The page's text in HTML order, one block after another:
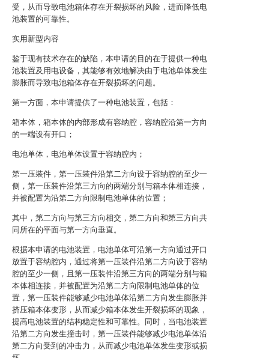
受，从而导致电池箱体存在开裂损坏的风险，进而降低电
池装置的可靠性。
实用新型内容
鉴于现有技术存在的缺陷，本申请的目的在于提供一种电
池装置及用电设备，其能够有效地解决由于电池单体发生
膨胀而导致电池箱体存在开裂损坏的问题。
第一方面，本申请提供了一种电池装置，包括：
箱本体，箱本体的内部形成有容纳腔，容纳腔沿第一方向
的一端设有开口；
电池单体，电池单体设置于容纳腔内；
第一压装件，第一压装件沿第二方向设于容纳腔的至少一
侧，第一压装件沿第三方向的两端分别与箱本体相连接，
并被配置为沿第二方向限制电池单体的位置；
其中，第二方向与第三方向相交，第二方向和第三方向共
同所在的平面与第一方向垂直。
根据本申请的电池装置，电池单体可沿第一方向通过开口
放置于容纳腔内，通过将第一压装件沿第二方向设于容纳
腔的至少一侧，且第一压装件沿第三方向的两端分别与箱
本体相连接，并被配置为沿第二方向限制电池单体的位
置，第一压装件能够减少电池单体沿第二方向发生膨胀并
挤压箱本体变形，从而减少箱本体发生开裂损坏的现象，
提高电池装置的结构稳定性和可靠性。同时，当电池装置
沿第二方向发生撞击时，第一压装件能够减少电池单体沿
第二方向受到的冲击力，从而减少电池单体发生变形或损